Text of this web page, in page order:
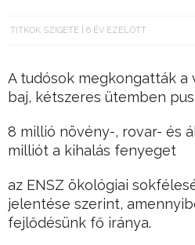
TITKOK SZIGETE 6 ÉV EZELŐTT
A tudósok megkongatták a
baj, kétszeres ütemben
8 millió növény-, rovar- és
milliót a kihalás fenyeget
az ENSZ ökológiai
jelentése szerint,
fejlődésünk fő iránya.